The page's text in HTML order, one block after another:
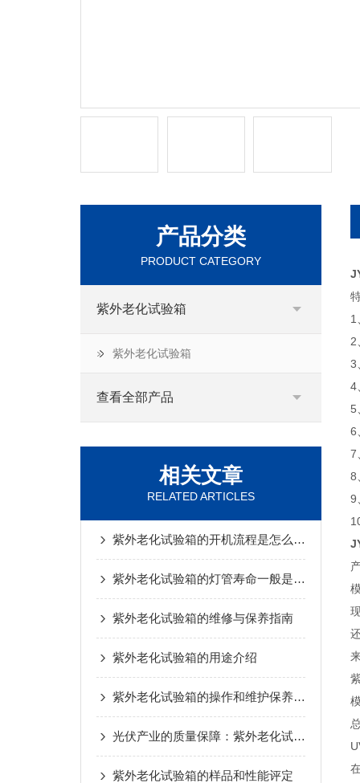
产品分类
PRODUCT CATEGORY
紫外老化试验箱
紫外老化试验箱
查看全部产品
相关文章
RELATED ARTICLES
紫外老化试验箱的开机流程是怎么样的
紫外老化试验箱的灯管寿命一般是多久？
紫外老化试验箱的维修与保养指南
紫外老化试验箱的用途介绍
紫外老化试验箱的操作和维护保养介绍
光伏产业的质量保障：紫外老化试验箱的重要作用
紫外老化试验箱的样品和性能评定
1
2
3
4
5
6
7
8
9